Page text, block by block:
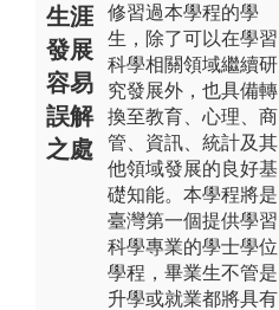
生涯
發展
容易
誤解
之處
修習過本學程的學
生，除了可以在學習
科學相關領域繼續研
究發展外，也具備轉
換至教育、心理、商
管、資訊、統計及其
他領域發展的良好基
礎知能。本學程將是
臺灣第一個提供學習
科學專業的學士學位
學程，畢業生不管是
升學或就業都將具有